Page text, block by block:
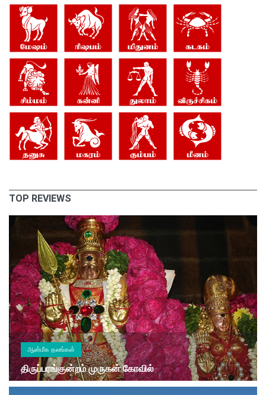
TOP REVIEWS
ஆன்மீக தலங்கள்
திருப்பரங்குன்றம் முருகன் கோவில்